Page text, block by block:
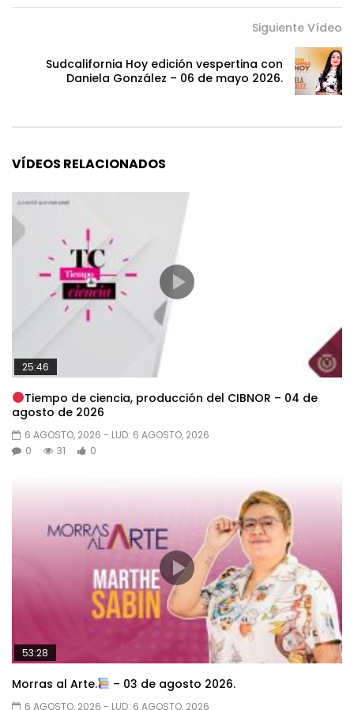
Siguiente Vídeo
Sudcalifornia Hoy edición vespertina con
Daniela González – 06 de mayo 2026.
VÍDEOS RELACIONADOS
25:46
Tiempo de ciencia, producción del CIBNOR – 04 de
agosto de 2026
6 AGOSTO, 2026 - LUD: 6 AGOSTO, 2026
0
31 0
53:28
Morras al Arte. – 03 de agosto 2026.
6 AGOSTO, 2026 - LUD: 6 AGOSTO, 2026